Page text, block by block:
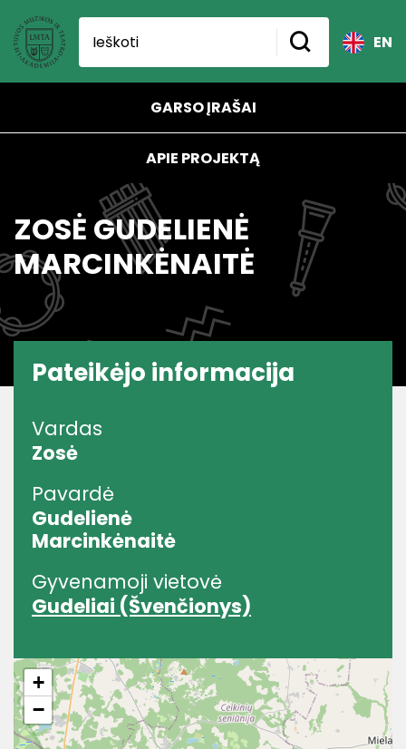
EN
GARSO ĮRAŠAI
APIE PROJEKTĄ
ZOSĖ GUDELIENĖ
MARCINKĖNAITĖ
Pateikėjo informacija
Vardas
Zosė
Pavardė
Gudelienė
Marcinkėnaitė
Gyvenamoji vietovė
Gudeliai (Švenčionys)
+
−